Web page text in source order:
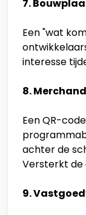
7.
Een "wat
interesse
8.
Een QR-
achter de
Versterkt de
9.